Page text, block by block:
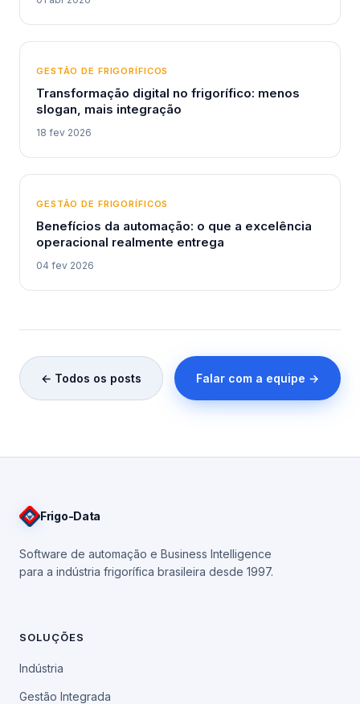
GESTÃO DE FRIGORÍFICOS
Transformação digital no frigorífico: menos
slogan, mais integração
18 fev 2026
GESTÃO DE FRIGORÍFICOS
Benefícios da automação: o que a excelência
operacional realmente entrega
04 fev 2026
← Todos os posts Falar com a equipe →
Frigo-Data
Software de automação e Business Intelligence
para a indústria frigorífica brasileira desde 1997.
SOLUÇÕES
Indústria
Gestão Integrada